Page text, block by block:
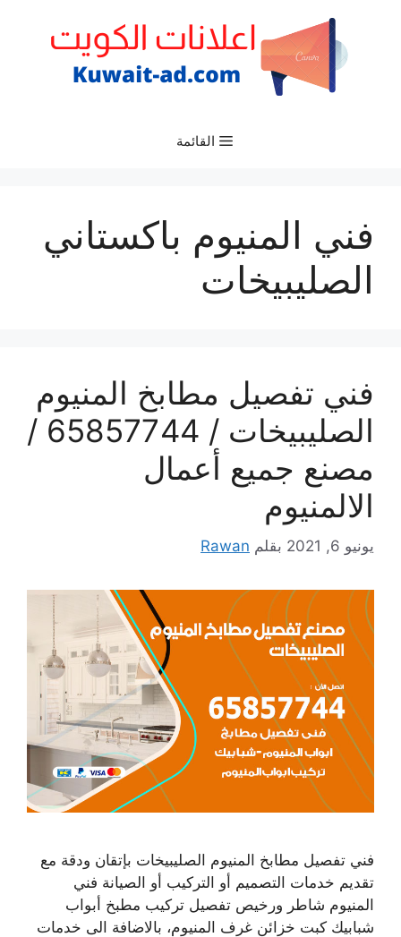
القائمة
فني المنيوم باكستاني
الصليبيخات
فني تفصيل مطابخ المنيوم
الصليبيخات / 65857744 /
مصنع جميع أعمال
الالمنيوم
يونيو 6, 2021 بقلم Rawan
فني تفصيل مطابخ المنيوم الصليبيخات بإتقان ودقة مع
تقديم خدمات التصميم أو التركيب أو الصيانة فني
المنيوم شاطر ورخيص تفصيل تركيب مطبخ أبواب
شبابيك كبت خزائن غرف المنيوم، بالاضافة الى خدمات